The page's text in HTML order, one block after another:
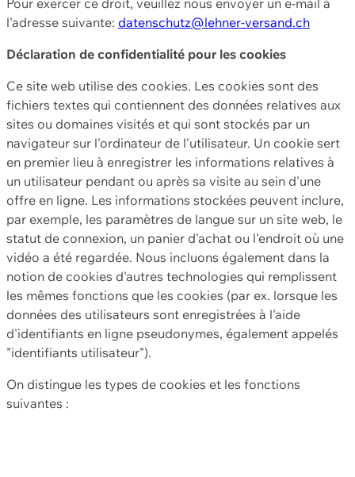
l'adresse suivante: datenschutz@lehner-versand.ch
Déclaration de confidentialité pour les cookies
Ce site web utilise des cookies. Les cookies sont des
fichiers textes qui contiennent des données relatives aux
sites ou domaines visités et qui sont stockés par un
navigateur sur l'ordinateur de l'utilisateur. Un cookie sert
en premier lieu à enregistrer les informations relatives à
un utilisateur pendant ou après sa visite au sein d'une
offre en ligne. Les informations stockées peuvent inclure,
par exemple, les paramètres de langue sur un site web, le
statut de connexion, un panier d'achat ou l'endroit où une
vidéo a été regardée. Nous incluons également dans la
notion de cookies d'autres technologies qui remplissent
les mêmes fonctions que les cookies (par ex. lorsque les
données des utilisateurs sont enregistrées à l'aide
d'identifiants en ligne pseudonymes, également appelés
"identifiants utilisateur").
On distingue les types de cookies et les fonctions
suivantes :